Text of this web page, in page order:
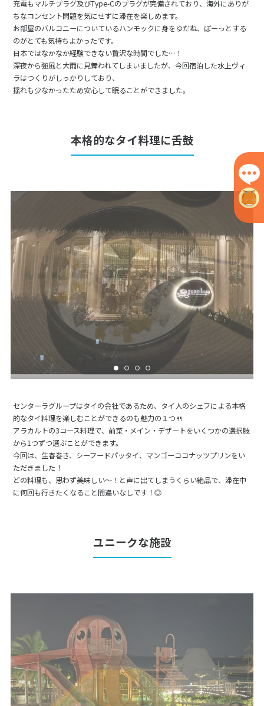
充電もマルチプラグ及びType-Cのプラグが完備されており、海外にありが
ちなコンセント問題を気にせずに滞在を楽しめます。
お部屋のバルコニーについているハンモックに身をゆだね、ぼーっとする
のがとても気持ちよかったです。
日本ではなかなか経験できない贅沢な時間でした…！
深夜から強風と大雨に見舞われてしまいましたが、今回宿泊した水上ヴィ
ラはつくりがしっかりしており、
揺れも少なかったため安心して眠ることができました。
本格的なタイ料理に舌鼓
センターラグループはタイの会社であるため、タイ人のシェフによる本格
的なタイ料理を楽しむことができるのも魅力の１つ🍴
アラカルトの3コース料理で、前菜・メイン・デザートをいくつかの選択肢
から1つずつ選ぶことができます。
今回は、生春巻き、シーフードパッタイ、マンゴーココナッツプリンをい
ただきました！
どの料理も、思わず美味しい～！と声に出てしまうくらい絶品で、滞在中
に何回も行きたくなること間違いなしです！◎
ユニークな施設